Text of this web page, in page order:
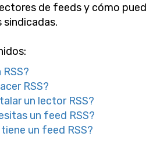
de feeds y cómo
RSS?
un lector RSS?
un feed RSS?
un feed RSS?